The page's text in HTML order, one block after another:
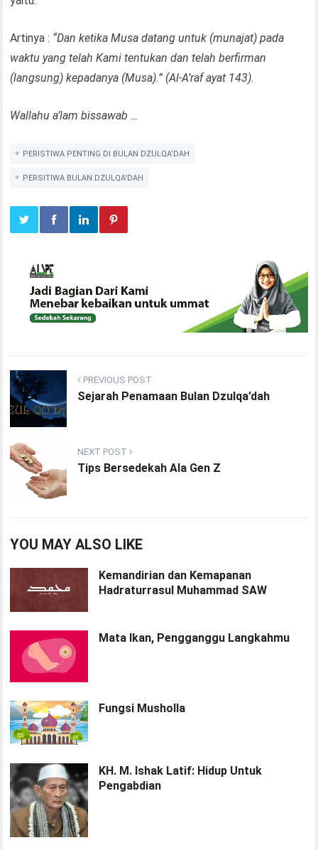
Artinya : “Dan ketika Musa datang untuk (munajat) pada
waktu yang telah Kami tentukan dan telah berfirman
(langsung) kepadanya (Musa).” (Al-A’raf ayat 143).
Wallahu a’lam bissawab …
PERISTIWA PENTING DI BULAN DZULQA’DAH
PERSITIWA BULAN DZULQA'DAH
PREVIOUS POST
Sejarah Penamaan Bulan Dzulqa’dah
NEXT POST
Tips Bersedekah Ala Gen Z
YOU MAY ALSO LIKE
Kemandirian dan Kemapanan
Hadraturrasul Muhammad SAW
Mata Ikan, Pengganggu Langkahmu
Fungsi Musholla
KH. M. Ishak Latif: Hidup Untuk
Pengabdian